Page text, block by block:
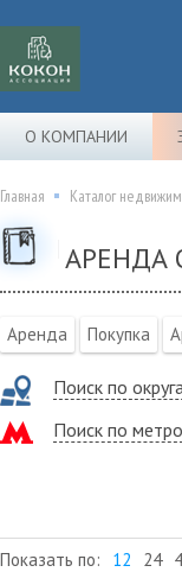
О КОМПАНИИ
Главная Каталог
АРЕНДА
Аренда Покупка
Поиск по
Поиск по метро
Показать по: 12 24